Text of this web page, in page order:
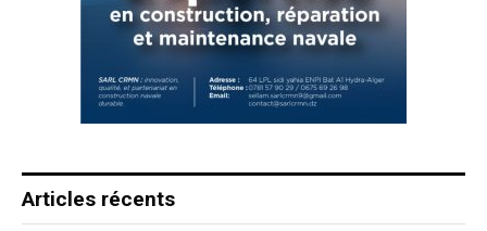
Articles récents